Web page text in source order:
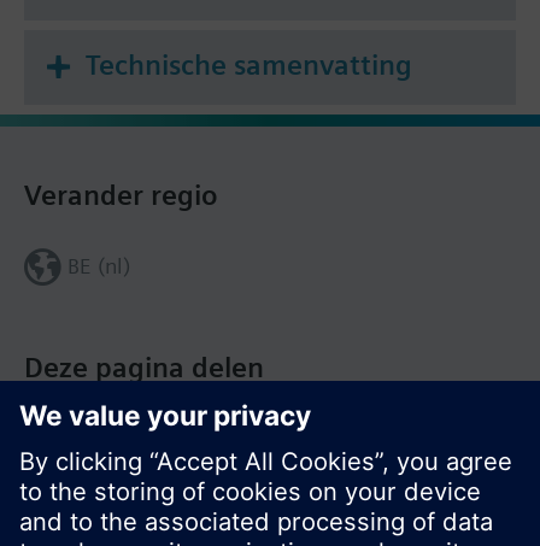
Technische samenvatting
Deze pagina delen
Verander regio
BE (nl)